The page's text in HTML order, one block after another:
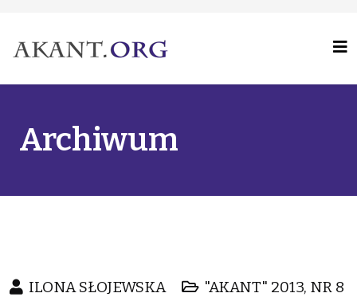
Archiwum
ILONA SŁOJEWSKA
"AKANT" 2013, NR 8